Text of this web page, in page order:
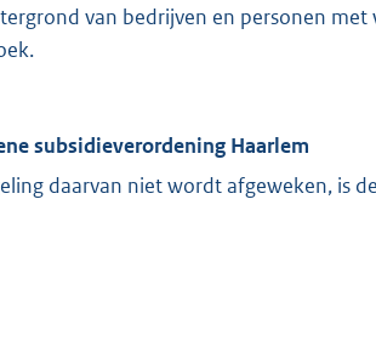
van bedrijven en personen
subsidieverordening Haarlem
daarvan niet wordt afgeweken, is